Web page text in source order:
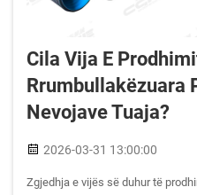
Cila Vija E
Rrumbullakëzuara
Nevojave Tuaja?
2026-03-31 13:00:00
Zgjedhja e vijës së duhur të